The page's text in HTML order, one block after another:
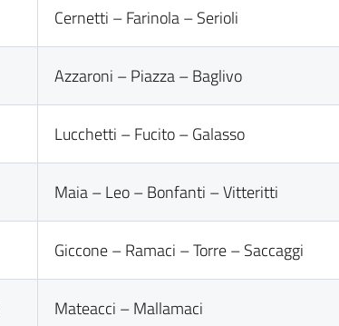
Cernetti – Farinola – Serioli
Azzaroni – Piazza – Baglivo
Lucchetti – Fucito – Galasso
Maia – Leo – Bonfanti – Vitteritti
Giccone – Ramaci – Torre – Saccaggi
Mateacci – Mallamaci